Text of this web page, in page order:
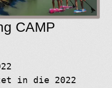
CAMP
in die 2022